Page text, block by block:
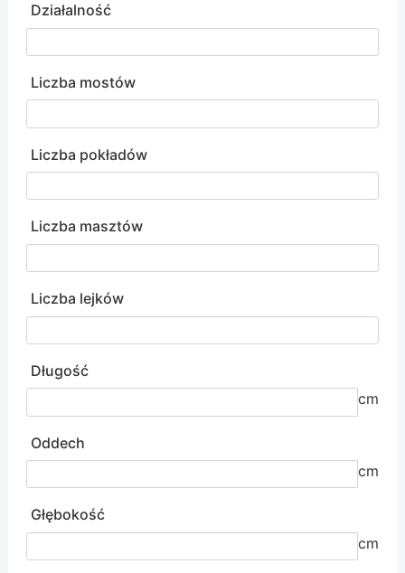
Działalność
Liczba mostów
Liczba pokładów
Liczba masztów
Liczba lejków
Długość
cm
Oddech
cm
Głębokość
cm